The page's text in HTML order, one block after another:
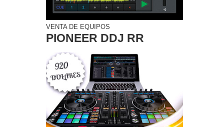
VENTA DE EQUIPOS
PIONEER DDJ RR